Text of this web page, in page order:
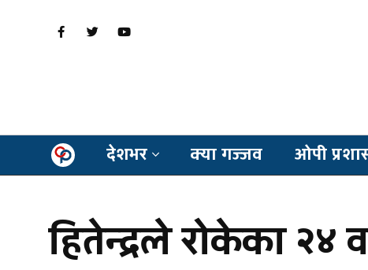
देशभर क्या गज्जव ओपी
हितेन्द्रले रोकेका